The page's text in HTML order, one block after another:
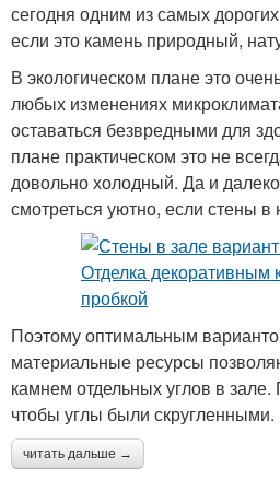
сегодня одним из самых
если это камень природный,
В экологическом плане это
любых изменениях
оставаться безвредными для
плане практическом это не
довольно холодный. Да и
смотреться уютно, если стены
Поэтому оптимальным
материальные ресурсы
камнем отдельных углов в
чтобы углы были скругленными.
читать дальше →